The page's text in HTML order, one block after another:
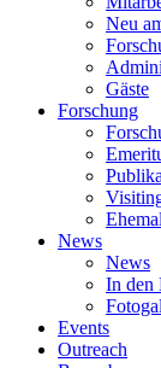
Neu
Gäste
Forschung
News
News
In den
Events
Outreach